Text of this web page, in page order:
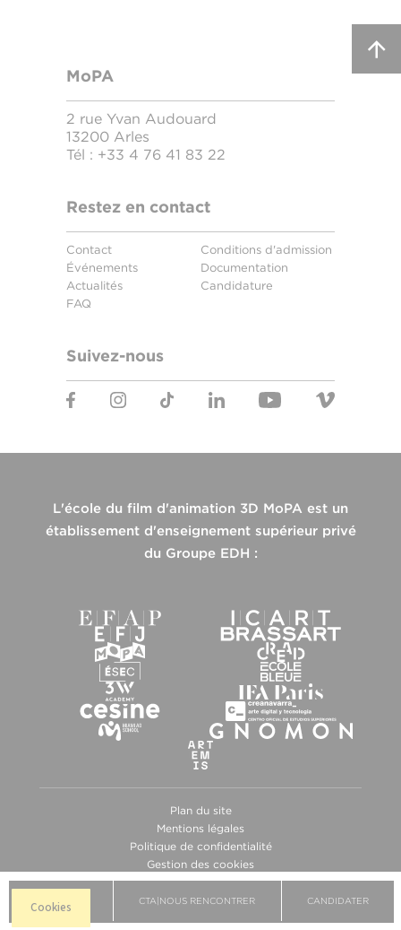
BROCHURE CTA|NOUS RENCONTRER CANDIDATER
MoPA
2 rue Yvan Audouard
13200 Arles
Tél : +33 4 76 41 83 22
Restez en contact
Contact
Événements
Actualités
FAQ
Conditions d'admission
Documentation
Candidature
Suivez-nous
L'école du film d'animation 3D MoPA est un
établissement d'enseignement supérieur privé
du Groupe EDH :
Plan du site
Mentions légales
Politique de confidentialité
Gestion des cookies